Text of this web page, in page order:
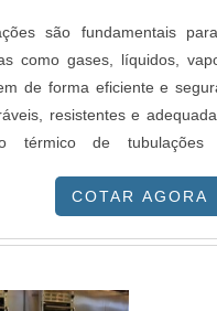
são fundamentais
como gases, líquidos,
de forma eficiente e
resistentes e
térmico de
de cada aplicação.
COTAR AGORA